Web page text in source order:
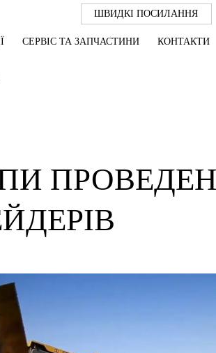
СЕРВІС ТА ЗАПЧАСТИНИ КОНТАКТИ
ШВИДКІ ПОСИЛАННЯ